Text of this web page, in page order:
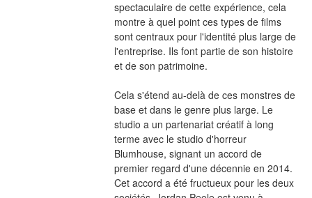
spectaculaire de cette expérience, cela
montre à quel point ces types de films
sont centraux pour l'identité plus large de
l'entreprise. Ils font partie de son histoire
et de son patrimoine.
Cela s'étend au-delà de ces monstres de
base et dans le genre plus large. Le
studio a un partenariat créatif à long
terme avec le studio d'horreur
Blumhouse, signant un accord de
premier regard d'une décennie en 2014.
Cet accord a été fructueux pour les deux